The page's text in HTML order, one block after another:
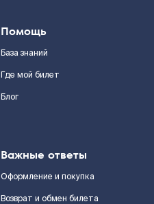
Помощь
База знаний
Где мой билет
Блог
Важные ответы
Оформление и покупка
Возврат и обмен билета